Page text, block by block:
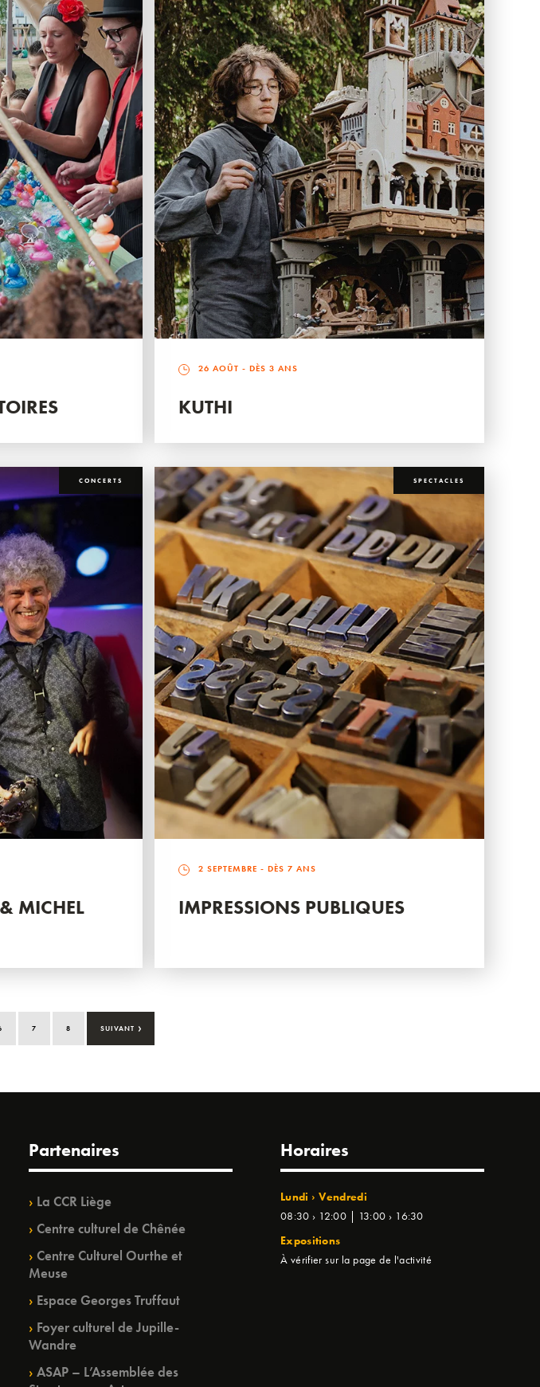
26 AOÛT - DÈS 3 ANS
KUTHI
CONCERTS
MICHEL
SPECTACLES
2 SEPTEMBRE - DÈS 7 ANS
IMPRESSIONS PUBLIQUES
7 8 SUIVANT ›
Partenaires
La CCR Liège
Centre culturel de Chênée
Centre Culturel Ourthe et
Meuse
Espace Georges Truffaut
Foyer culturel de Jupille-
Wandre
ASAP – L’Assemblée des
Horaires
Lundi › Vendredi
08:30 › 12:00 | 13:00 › 16:30
Expositions
À vérifier sur la page de l'activité